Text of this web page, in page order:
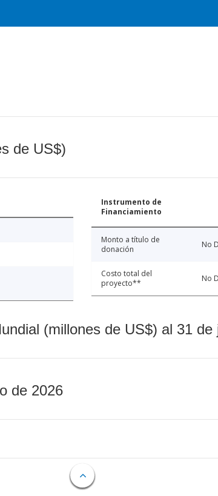
de US$)
Instrumento de
Financiamiento
Monto a título de
donación
No
Costo total del
proyecto**
No
(millones de US$) al 31 de
de 2026